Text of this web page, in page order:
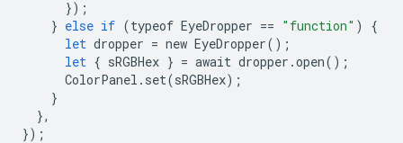
});
} else if (typeof EyeDropper == "function" )
{
let dropper = new EyeDropper();
let { sRGBHex } = await dropper .open();
ColorPanel . set(sRGBHex);
}
},
});